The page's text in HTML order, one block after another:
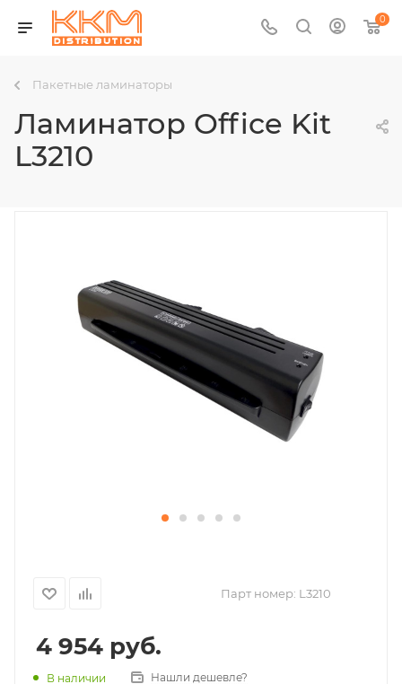
0
Пакетные ламинаторы
Ламинатор Office Kit
L3210
Парт номер: L3210
4 954 руб.
В наличии Нашли дешевле?